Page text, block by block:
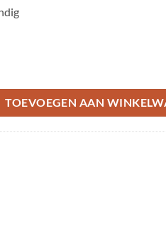
TOEVOEGEN AAN